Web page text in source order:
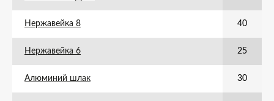
Нержавейка 8 40
Нержавейка 6 25
Алюминий шлак 30